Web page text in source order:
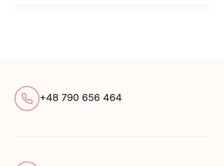
+48 790 656 464